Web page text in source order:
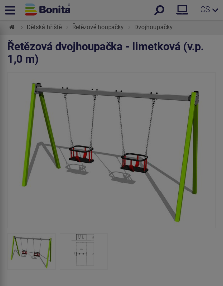
CS
Dětská hřiště Řetězové houpačky Dvojhoupačky
Řetězová dvojhoupačka - limetková (v.p.
1,0 m)